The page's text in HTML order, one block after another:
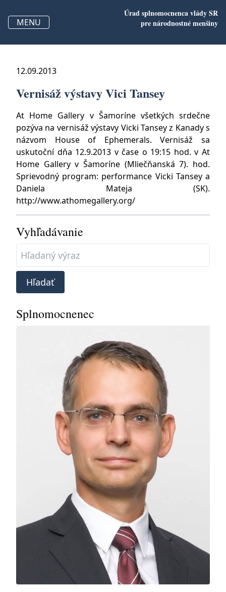
MENU
Úrad splnomocnenca vlády SR
prenárodnostné menšiny
12.09.2013
Vernisáž výstavy Vici Tansey
At Home Gallery v Šamoríne všetkých srdečne
pozýva na vernisáž výstavy Vicki Tansey z Kanady s
názvom House of Ephemerals. Vernisáž sa
uskutoční dňa 12.9.2013 v čase o 19:15 hod. v At
Home Gallery v Šamoríne (Mliečňanská 7). hod.
Sprievodný program: performance Vicki Tansey a
Daniela Mateja (SK).
http://www.athomegallery.org/
Vyhľadávanie
Hľadať
Splnomocnenec